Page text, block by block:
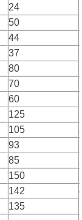
24
50
44
37
80
70
60
125
105
93
85
150
142
135